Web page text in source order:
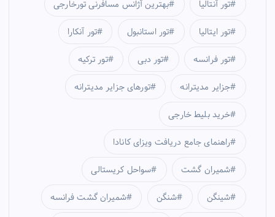
بهترین آژانس مسافرنی تورخارجی تور آنتالیا
تور آنکارا تور استانبول تور ایتالیا
تور ترکیه تور دبی تور فرانسه
تورهای جزایر مدیترانه جزایر مدیترانه
خرید بلیط خارجی
راهنمای جامع دریافت ویزای کانادا
سواحل کریستالی شمیران گشت
شمیران گشت فرانسه شنگن شینگن